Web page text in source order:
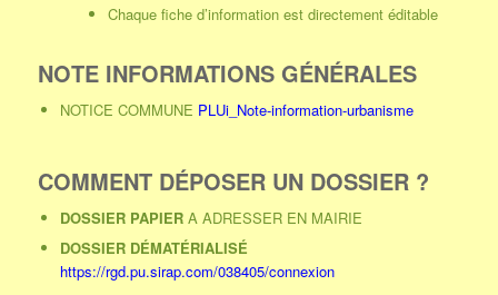
Chaque fiche d’information est directement éditable
NOTE INFORMATIONS GÉNÉRALES
NOTICE COMMUNE PLUi_Note-information-urbanisme
COMMENT DÉPOSER UN DOSSIER ?
DOSSIER PAPIERA ADRESSER EN MAIRIE
DOSSIER DÉMATÉRIALISÉ
https://rgd.pu.sirap.com/038405/connexion